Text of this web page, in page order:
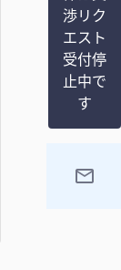
渉リク
エスト
受付停
止中で
す